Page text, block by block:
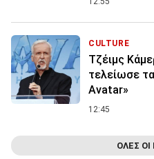
CULTURE
Τζέιμς
τελείωσε
Avatar»
12:45
ΟΛΕΣ ΟΙ